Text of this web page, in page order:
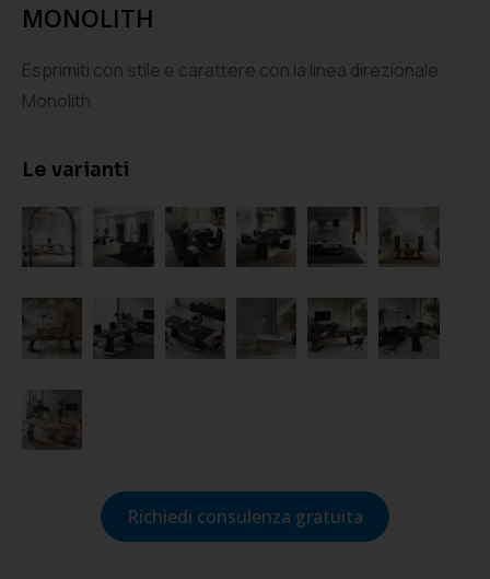
MONOLITH
Esprimiti con stile e carattere con la linea direzionale
Monolith
Le varianti
Richiedi consulenza gratuita